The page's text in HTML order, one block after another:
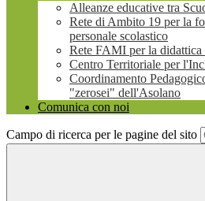
Alleanze educative tra
Rete di Ambito 19 per la
personale scolastico
Rete FAMI per la
Centro Territoriale per
Coordinamento
"zerosei" dell'Asolano
Comunica con noi
Campo di ricerca per le pagine del sito